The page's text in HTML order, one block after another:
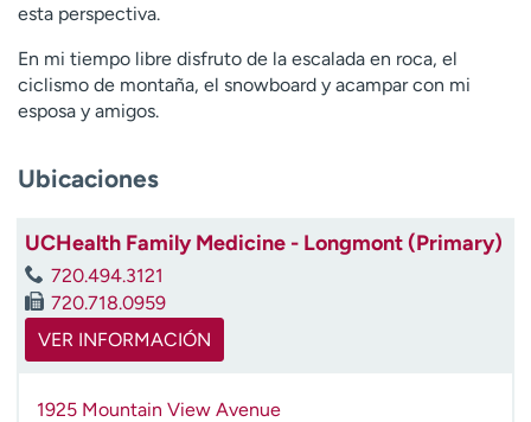
esta perspectiva.
En mi tiempo libre disfruto de la escalada en roca, el
ciclismo de montaña, el snowboard y acampar con mi
esposa y amigos.
Ubicaciones
UCHealth Family Medicine - Longmont (Primary)
720.494.3121
720.718.0959
VER INFORMACIÓN
1925 Mountain View Avenue